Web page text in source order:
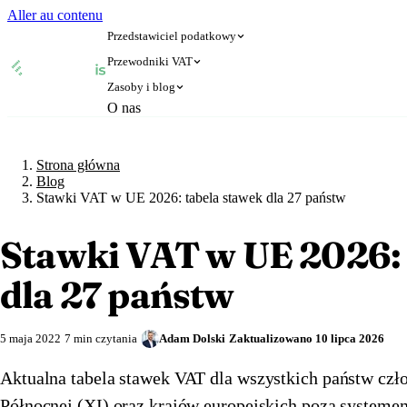
Aller au contenu
Przedstawiciel podatkowy
🇦🇹Austria
🇨🇾
🇩🇰Dania 🇪🇪Estonia
🇪🇱Grecja 🇪🇸Hiszpania
🇳🇱Holandia
🇩🇪Niemcy 🇳🇴Norwegia
Przewodniki VAT
🇧🇬
🇨🇾Cypr 🇨🇿Czechy
🇫🇮Finlandia 🇫🇷Francja
🇪🇱Grecja
🇳🇱
🇱🇹 Litwa Luksemburg
🇱🇻Łotwa 🇲🇹Malta
Zasoby i blog
Kalkulator VAT
O nas
Strona główna
Blog
Stawki VAT w UE 2026: tabela stawek dla 27 państw
Stawki VAT w UE
dla 27 państw
5 maja 2022 7 min czytania Adam Dolski Zaktualizowano 10 lipca 2026
Aktualna tabela stawek VAT dla wszystkich państw